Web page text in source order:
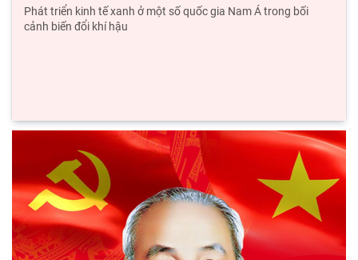
Đổi mới công tác kiểm tra, giám sát tại Chi bộ Viện Nhà nước
và Pháp luật: Gắn siết chặt kỷ cương
Chủ tịch Viện Hàn lâm Khoa học xã hội Việt Nam thăm và làm
việc tại Viện Khoa học Kinh tế và Xã hội
Thông báo Kết luận của đồng chí Tổng Bí thư, Chủ tịch nước Tô
Lâm tại Phiên họp Ban Chỉ đạo Trung
Phát triển kinh tế xanh ở một số quốc gia Nam Á trong bối
cảnh biến đổi khí hậu